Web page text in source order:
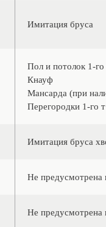
Имитация бруса
Пол и потолок 1-
Кнауф
Мансарда (при
Перегородки 1-го
Имитация бруса
Не предусмотрена
Не предусмотрена